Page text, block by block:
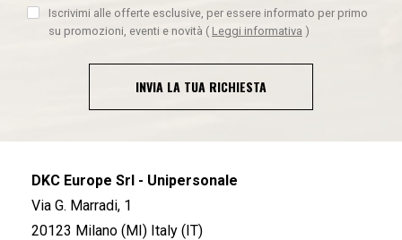
Iscrivimi alle offerte esclusive, per essere informato per primo
su promozioni, eventi e novità ( Leggi informativa )
INVIA LA TUA RICHIESTA
DKC Europe Srl - Unipersonale
Via G. Marradi, 1
20123 Milano (MI) Italy (IT)